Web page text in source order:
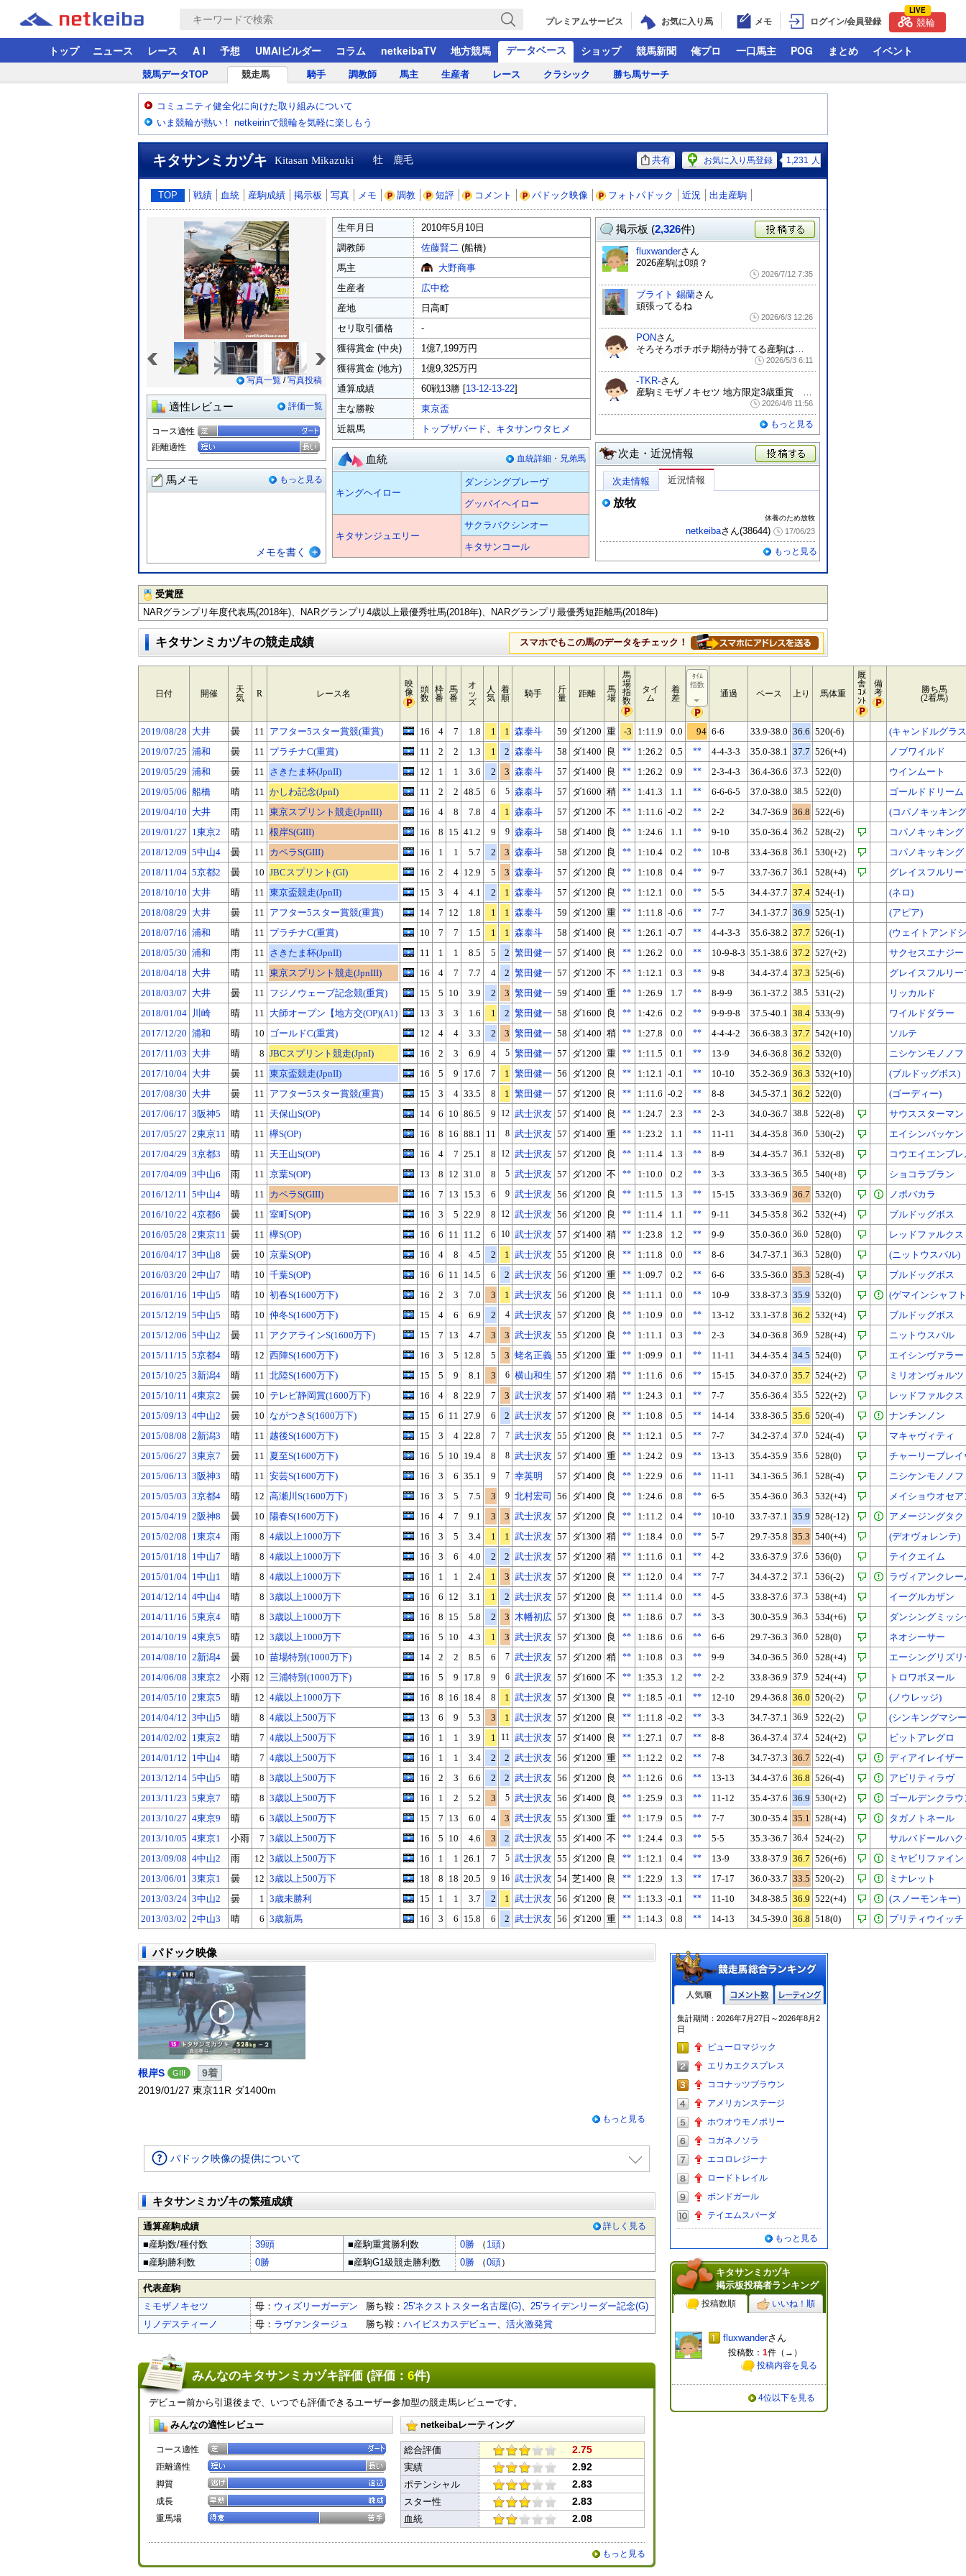
プレミアムサービス お気に入り馬 メモ ログイン/会員登録
LIVE
競輪
トップ ニュース レース A I 予想 UMAIビルダー コラム netkeibaTV 地方競馬 データベース ショップ 競馬新聞 俺プロ 一口馬主 POG まとめ イベント
競馬データTOP 競走馬 騎手 調教師 馬主 生産者 レース クラシック 勝ち馬サーチ
コミュニティ健全化に向けた取り組みについて
いま競輪が熱い！ netkeirinで競輪を気軽に楽しもう
キタサンミカヅキ Kitasan Mikazuki 牡 鹿毛 共有 お気に入り馬登録 1,231 人
Facebook LINE URLをコピー
TOP 戦績 血統 産駒成績 掲示板 写真 メモ 調教 短評 コメント パドック映像 フォトパドック 近況 出走産駒
写真一覧 /写真投稿
適性レビュー 評価一覧
コース適性
距離適性
馬メモ もっと見る
メモを書く
生年月日
2010年5月10日
調教師
佐藤賢二 (船橋)
馬主
大野商事
生産者
広中稔
産地
日高町
セリ取引価格
-
獲得賞金 (中央)
1億7,199万円
獲得賞金 (地方)
1億9,325万円
通算成績
60戦13勝 [13-12-13-22]
主な勝鞍
東京盃
近親馬
トップザバード、 キタサンウタヒメ
血統 血統詳細・兄弟馬
キングヘイロー
ダンシングブレーヴ
グッバイヘイロー
キタサンジュエリー
サクラバクシンオー
キタサンコール
掲示板 (2,326件)
投稿する
fluxwanderさん
2026産駒は0頭？
2026/7/12 7:35
ブライト 錫蘭さん
頑張ってるね
2026/6/3 12:26
PONさん
そろそろボチボチ期待が持てる産駒は中央挑...
2026/5/3 6:11
-TKR-さん
産駒ミモザノキセツ 地方限定3歳重賞 ネ...
2026/4/8 11:56
もっと見る
次走・近況情報
次走情報 近況情報
放牧
休養のため放牧
netkeibaさん(38644) 17/06/23
もっと見る
受賞歴
NARグランプリ年度代表馬(2018年)、NARグランプリ4歳以上最優秀牡馬(2018年)、NARグランプリ最優秀短距離馬(2018年)
キタサンミカヅキの競走成績 スマホでもこの馬のデータをチェック！
日付 開催
天
気
R レース名
映
像
頭
数
枠
番
馬
番
オ
ッ
ズ
人
気
着
順
騎手
斤
量
距離
馬
場
馬
場
指
数
タイ
ム
着
差
ﾀｲﾑ
指数
通過 ペース 上り 馬体重
厩
舎
ｺﾒ
ﾝﾄ
備
考
勝ち馬
(2着馬)
2019/08/28 大井 曇 11 アフター5スター賞競(重賞) 16 4 7 1.8 1 1 森泰斗 59 ダ1200 重 -3 1:11.9 0.0 94 6-6 33.9-38.0 36.6 520(-6)
(キャンドルグラ
2019/07/25 浦和 曇 11 プラチナC(重賞) 11 2 2 1.3 1 2 森泰斗 58 ダ1400 良 ** 1:26.2 0.5 ** 4-4-3-3 35.0-38.1 37.7 526(+4)
ノブワイルド
2019/05/29 浦和 曇 11 さきたま杯(JpnII) 12 1 1 3.6 2 3 森泰斗 57 ダ1400 良 ** 1:26.2 0.9 ** 2-3-4-3 36.4-36.6 37.3 522(0)
ウインムート
2019/05/06 船橋 晴 11 かしわ記念(JpnI) 11 2 2 48.5 6 5 森泰斗 57 ダ1600 稍 ** 1:41.3 1.1 ** 6-6-6-5 37.0-38.0 38.5 522(0)
ゴールドドリーム
2019/04/10 大井 雨 11 東京スプリント競走(JpnIII) 16 4 8 7.8 4 1 森泰斗 57 ダ1200 不 ** 1:11.6 -0.2 ** 2-2 34.7-36.9 36.8 522(-6)
(コパノキッキン
2019/01/27 1東京2 晴 11 根岸S(GIII) 16 8 15 41.2 9 9 森泰斗 58 ダ1400 良 ** 1:24.6 1.1 ** 9-10 35.0-36.4 36.2 528(-2)
コパノキッキング
2018/12/09 5中山4 曇 11 カペラS(GIII) 16 1 1 5.7 2 3 森泰斗 58 ダ1200 良 ** 1:10.4 0.2 ** 10-8 33.4-36.8 36.1 530(+2)
コパノキッキング
2018/11/04 5京都2 曇 10 JBCスプリント(GI) 16 2 4 12.9 5 3 森泰斗 57 ダ1200 良 ** 1:10.8 0.4 ** 9-7 33.7-36.7 36.1 528(+4)
グレイスフルリー
2018/10/10 大井 晴 11 東京盃競走(JpnII) 15 3 4 4.1 2 1 森泰斗 57 ダ1200 良 ** 1:12.1 0.0 ** 5-5 34.4-37.7 37.4 524(-1)
(ネロ)
2018/08/29 大井 曇 11 アフター5スター賞競(重賞) 14 7 12 1.8 1 1 森泰斗 59 ダ1200 重 ** 1:11.8 -0.6 ** 7-7 34.1-37.7 36.9 525(-1)
(アピア)
2018/07/16 浦和 晴 11 プラチナC(重賞) 10 7 7 1.5 1 1 森泰斗 58 ダ1400 良 ** 1:26.1 -0.7 ** 4-4-3-3 35.6-38.2 37.7 526(-1)
(ウェイトアンド
2018/05/30 浦和 雨 11 さきたま杯(JpnII) 11 1 1 8.5 5 2 繁田健一 57 ダ1400 良 ** 1:26.2 0.0 ** 10-9-8-3 35.1-38.6 37.2 527(+2)
サクセスエナジー
2018/04/18 大井 晴 11 東京スプリント競走(JpnIII) 16 4 7 7.7 4 2 繁田健一 57 ダ1200 不 ** 1:12.1 0.3 ** 9-8 34.4-37.4 37.3 525(-6)
グレイスフルリー
2018/03/07 大井 曇 11 フジノウェーブ記念競(重賞) 15 5 10 3.9 2 3 繁田健一 59 ダ1400 重 ** 1:26.9 1.7 ** 8-9-9 36.1-37.2 38.5 531(-2)
リッカルド
2018/01/04 川崎 晴 11 大師オープン【地方交(OP)(A1) 13 3 3 1.6 1 2 繁田健一 58 ダ1600 良 ** 1:42.6 0.2 ** 9-9-9-8 37.5-40.1 38.4 533(-9)
ワイルドダラー
2017/12/20 浦和 晴 10 ゴールドC(重賞) 12 4 4 3.3 2 3 繁田健一 58 ダ1400 稍 ** 1:27.8 0.0 ** 4-4-4-2 36.6-38.3 37.7 542(+10)
ソルテ
2017/11/03 大井 晴 8 JBCスプリント競走(JpnI) 16 2 3 6.9 4 5 繁田健一 57 ダ1200 重 ** 1:11.5 0.1 ** 13-9 34.6-36.8 36.2 532(0)
ニシケンモノノフ
2017/10/04 大井 曇 11 東京盃競走(JpnII) 16 5 9 17.6 7 1 繁田健一 56 ダ1200 良 ** 1:12.1 -0.1 ** 10-10 35.2-36.9 36.3 532(+10)
(ブルドッグボス)
2017/08/30 大井 曇 11 アフター5スター賞競(重賞) 15 3 4 33.5 8 1 繁田健一 57 ダ1200 良 ** 1:11.6 -0.2 ** 8-8 34.5-37.1 36.2 522(0)
(ゴーディー)
2017/06/17 3阪神5 晴 11 天保山S(OP) 14 6 10 86.5 9 12 武士沢友 57 ダ1400 良 ** 1:24.7 2.3 ** 2-3 34.0-36.7 38.8 522(-8)
サウススターマン
2017/05/27 2東京11 晴 11 欅S(OP) 16 8 16 88.1 11 8 武士沢友 57 ダ1400 重 ** 1:23.2 1.1 ** 11-11 34.4-35.8 36.0 530(-2)
エイシンバッケン
2017/04/29 3京都3 晴 11 天王山S(OP) 16 4 7 25.1 8 12 武士沢友 57 ダ1200 良 ** 1:11.4 1.3 ** 8-9 34.4-35.7 36.1 532(-8)
コウエイエンブレ
2017/04/09 3中山6 雨 11 京葉S(OP) 13 8 12 31.0 8 5 武士沢友 57 ダ1200 不 ** 1:10.0 0.2 ** 3-3 33.3-36.5 36.5 540(+8)
ショコラブラン
2016/12/11 5中山4 晴 11 カペラS(GIII) 16 7 13 15.3 6 9 武士沢友 56 ダ1200 良 ** 1:11.5 1.3 ** 15-15 33.3-36.9 36.7 532(0)
ノボバカラ
2016/10/22 4京都6 曇 11 室町S(OP) 16 3 5 22.9 8 12 武士沢友 56 ダ1200 良 ** 1:11.4 1.1 ** 9-11 34.5-35.8 36.2 532(+4)
ブルドッグボス
2016/05/28 2東京11 曇 11 欅S(OP) 16 6 11 11.2 6 10 武士沢友 57 ダ1400 稍 ** 1:23.8 1.2 ** 9-9 35.0-36.0 36.0 528(0)
レッドファルクス
2016/04/17 3中山8 曇 10 京葉S(OP) 16 4 8 4.5 2 1 武士沢友 55 ダ1200 良 ** 1:11.8 0.0 ** 8-6 34.7-37.1 36.3 528(0)
(ニットウスバル)
2016/03/20 2中山7 晴 10 千葉S(OP) 16 6 11 14.5 6 2 武士沢友 56 ダ1200 重 ** 1:09.7 0.2 ** 6-6 33.5-36.0 35.3 528(-4)
ブルドッグボス
2016/01/16 1中山5 晴 10 初春S(1600万下) 16 2 3 7.0 3 1 武士沢友 56 ダ1200 良 ** 1:11.1 0.0 ** 10-9 33.8-37.3 35.9 532(0)
(ゲマインシャフ
2015/12/19 5中山5 晴 10 仲冬S(1600万下) 15 4 6 6.9 2 4 武士沢友 57 ダ1200 良 ** 1:10.9 0.0 ** 13-12 33.1-37.8 36.2 532(+4)
ブルドッグボス
2015/12/06 5中山2 曇 11 アクアラインS(1600万下) 15 7 13 4.7 3 3 武士沢友 55 ダ1200 良 ** 1:11.1 0.3 ** 2-3 34.0-36.8 36.9 528(+4)
ニットウスバル
2015/11/15 5京都4 晴 12 西陣S(1600万下) 16 3 5 12.8 5 3 蛯名正義 55 ダ1200 重 ** 1:09.9 0.1 ** 11-11 34.4-35.4 34.5 524(0)
エイシンヴァラー
2015/10/25 3新潟4 晴 11 北陸S(1600万下) 15 5 9 8.1 3 6 横山和生 57 ダ1200 稍 ** 1:11.6 0.6 ** 15-15 34.0-37.0 35.7 524(+2)
ミリオンヴォルツ
2015/10/11 4東京2 曇 10 テレビ静岡賞(1600万下) 16 4 8 22.9 7 3 武士沢友 57 ダ1400 稍 ** 1:24.3 0.1 ** 7-7 35.6-36.4 35.5 522(+2)
レッドファルクス
2015/09/13 4中山2 曇 10 ながつきS(1600万下) 15 6 11 27.9 6 2 武士沢友 57 ダ1200 良 ** 1:10.8 0.5 ** 14-14 33.8-36.5 35.6 520(-4)
ナンチンノン
2015/08/08 2新潟3 晴 11 越後S(1600万下) 15 3 4 22.8 7 7 武士沢友 55 ダ1200 良 ** 1:12.1 0.5 ** 7-7 34.2-37.4 37.0 524(-4)
マキャヴィティ
2015/06/27 3東京7 曇 11 夏至S(1600万下) 16 5 10 19.4 8 8 武士沢友 57 ダ1400 重 ** 1:24.2 0.9 ** 13-13 35.4-35.9 35.6 528(0)
チャーリーブレイ
2015/06/13 3阪神3 晴 11 安芸S(1600万下) 16 3 6 35.1 9 7 幸英明 57 ダ1400 良 ** 1:22.9 0.6 ** 11-11 34.1-36.5 36.1 528(-4)
ニシケンモノノフ
2015/05/03 3京都4 晴 12 高瀬川S(1600万下) 16 3 5 7.5 3 9 北村宏司 56 ダ1400 良 ** 1:24.6 0.8 ** 6-5 35.4-36.0 36.3 532(+4)
メイショウオセア
2015/04/19 2阪神8 曇 10 陽春S(1600万下) 16 4 7 9.1 3 3 武士沢友 57 ダ1200 良 ** 1:11.2 0.4 ** 10-10 33.7-37.1 35.9 528(-12)
アメージングタク
2015/02/08 1東京4 雨 8 4歳以上1000万下 16 3 5 3.4 1 1 武士沢友 57 ダ1300 稍 ** 1:18.4 0.0 ** 5-7 29.7-35.8 35.3 540(+4)
(デオヴォレンテ)
2015/01/18 1中山7 晴 8 4歳以上1000万下 16 3 6 4.0 2 2 武士沢友 57 ダ1200 稍 ** 1:11.6 0.1 ** 4-2 33.6-37.9 37.6 536(0)
テイクエイム
2015/01/04 1中山1 晴 8 4歳以上1000万下 16 1 1 2.4 1 3 武士沢友 57 ダ1200 良 ** 1:12.0 0.4 ** 7-7 34.4-37.2 37.1 536(-2)
ラヴィアンクレー
2014/12/14 4中山4 晴 8 3歳以上1000万下 16 6 12 3.1 1 2 武士沢友 57 ダ1200 良 ** 1:11.4 0.0 ** 4-5 33.8-37.6 37.3 538(+4)
イーグルカザン
2014/11/16 5東京4 晴 8 3歳以上1000万下 16 8 15 5.8 2 3 木幡初広 57 ダ1300 良 ** 1:18.6 0.7 ** 3-3 30.0-35.9 36.3 534(+6)
ダンシングミッシ
2014/10/19 4東京5 晴 12 3歳以上1000万下 16 5 10 4.3 1 3 武士沢友 57 ダ1300 良 ** 1:18.6 0.6 ** 6-6 29.7-36.3 36.0 528(0)
ネオシーサー
2014/08/10 2新潟4 曇 10 苗場特別(1000万下) 14 2 2 8.5 6 7 武士沢友 57 ダ1200 稍 ** 1:10.8 0.3 ** 9-9 34.0-36.5 36.0 528(+4)
エーシングリズリ
2014/06/08 3東京2 小雨 12 三浦特別(1000万下) 16 5 9 17.8 9 6 武士沢友 57 ダ1600 不 ** 1:35.3 1.2 ** 2-2 33.8-36.9 37.9 524(+4)
トロワボヌール
2014/05/10 2東京5 晴 12 4歳以上1000万下 16 8 16 18.4 8 1 武士沢友 57 ダ1300 良 ** 1:18.5 -0.1 ** 12-10 29.4-36.8 36.0 520(-2)
(ノウレッジ)
2014/04/12 3中山5 晴 8 4歳以上500万下 13 6 9 5.3 3 1 武士沢友 57 ダ1200 良 ** 1:11.8 -0.2 ** 3-3 34.7-37.1 36.9 522(-2)
(シンキングマシ
2014/02/02 1東京2 晴 7 4歳以上500万下 16 1 1 3.9 1 11 武士沢友 57 ダ1400 良 ** 1:27.1 0.7 ** 8-8 36.4-37.4 37.4 524(+2)
ビットアレグロ
2014/01/12 1中山4 晴 7 4歳以上500万下 16 1 1 3.4 2 2 武士沢友 56 ダ1200 重 ** 1:12.2 0.2 ** 7-8 34.7-37.3 36.7 522(-4)
ディアイレイザー
2013/12/14 5中山5 晴 8 3歳以上500万下 16 2 3 6.6 2 2 武士沢友 56 ダ1200 良 ** 1:12.6 0.6 ** 13-13 34.4-37.6 36.8 526(-4)
アビリティラヴ
2013/11/23 5東京7 晴 8 3歳以上500万下 16 1 2 5.2 3 5 武士沢友 56 ダ1400 良 ** 1:25.9 0.3 ** 11-12 35.4-37.6 36.9 530(+2)
ゴールデンクラウ
2013/10/27 4東京9 晴 6 3歳以上500万下 15 7 13 6.0 4 3 武士沢友 55 ダ1300 重 ** 1:17.9 0.5 ** 7-7 30.0-35.4 35.1 528(+4)
タガノトネール
2013/10/05 4東京1 小雨 7 3歳以上500万下 16 5 10 4.6 3 2 武士沢友 55 ダ1400 不 ** 1:24.4 0.3 ** 5-5 35.3-36.7 36.4 524(-2)
サルバドールハク
2013/09/08 4中山2 雨 12 3歳以上500万下 16 1 1 26.1 7 5 武士沢友 55 ダ1200 良 ** 1:12.1 0.4 ** 13-9 33.8-37.9 36.7 526(+6)
ミヤビリファイン
2013/06/01 3東京1 曇 12 3歳以上500万下 18 8 18 20.5 9 16 武士沢友 54 芝1400 良 ** 1:22.9 1.3 ** 17-17 36.0-33.7 33.5 520(-2)
ミナレット
2013/03/24 3中山2 曇 1 3歳未勝利 15 1 1 3.7 2 1 武士沢友 56 ダ1200 良 ** 1:13.3 -0.1 ** 11-10 34.8-38.5 36.9 522(+4)
(スノーモンキー)
2013/03/02 2中山3 晴 6 3歳新馬 16 3 6 15.8 6 2 武士沢友 56 ダ1200 重 ** 1:14.3 0.8 ** 14-13 34.5-39.0 36.8 518(0) プリティウイッチ
パドック映像
根岸S GIII
9着
2019/01/27 東京11R ダ1400m
もっと見る
パドック映像の提供について
キタサンミカヅキの繁殖成績
通算産駒成績 詳しく見る
■産駒数/種付数 39頭 ■産駒重賞勝利数 0勝 （ 1頭）
■産駒勝利数
0勝 ■産駒G1級競走勝利数 0勝 （0頭）
代表産駒
ミモザノキセツ
母： ウィズリーガーデン 勝ち鞍： 25'ネクストスター名古屋(G)、 25'ライデンリーダー記念(G)
リノデスティーノ
母： ラヴァンタージュ 勝ち鞍： ハイビスカスデビュー、 活火激発賞
みんなのキタサンミカヅキ評価 (評価： 6件)
デビュー前から引退後まで、いつでも評価できるユーザー参加型の競走馬レビューです。
みんなの適性レビュー
コース適性
距離適性
脚質
成長
重馬場
netkeibaレーティング
総合評価 2.75
実績 2.92
ポテンシャル 2.83
スター性 2.83
血統 2.08
もっと見る
グ
集計期間：2026年7月27日～2026年8月2
日
ピューロマジック
エリカエクスプレス
ココナッツブラウン
アメリカンステージ
ホウオウモノポリー
コガネノソラ
エコロレジーナ
ロードトレイル
ボンドガール
テイエムスパーダ
もっと見る
キタサンミカヅキ
掲示板投稿者ランキング
投稿数順 いいね！順
fluxwanderさん
投稿数： 1件（ → ）
投稿内容を見る
4位以下を見る